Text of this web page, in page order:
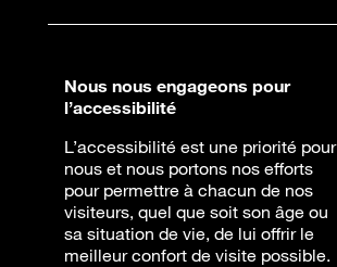
Nous nous engageons pour
l’accessibilité
L’accessibilité est une priorité pour
nous et nous portons nos efforts
pour permettre à chacun de nos
visiteurs, quel que soit son âge ou
sa situation de vie, de lui offrir le
meilleur confort de visite possible.